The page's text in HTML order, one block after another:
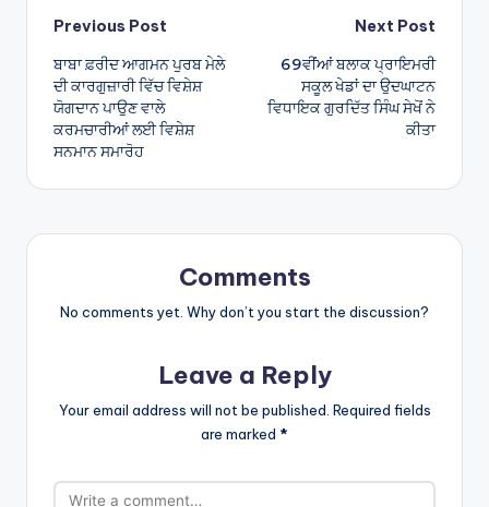
Post
navigation
Previous Post
ਬਾਬਾ ਫ਼ਰੀਦ ਆਗਮਨ ਪੁਰਬ ਮੇਲੇ
ਦੀ ਕਾਰਗੁਜ਼ਾਰੀ ਵਿੱਚ ਵਿਸ਼ੇਸ਼
ਯੋਗਦਾਨ ਪਾਉਣ ਵਾਲੇ
ਕਰਮਚਾਰੀਆਂ ਲਈ ਵਿਸ਼ੇਸ਼
ਸਨਮਾਨ ਸਮਾਰੋਹ
Next Post
69ਵੀਂਆਂ ਬਲਾਕ ਪ੍ਰਾਇਮਰੀ
ਸਕੂਲ ਖੇਡਾਂ ਦਾ ਉਦਘਾਟਨ
ਵਿਧਾਇਕ ਗੁਰਦਿੱਤ ਸਿੰਘ ਸੇਖੋਂ ਨੇ
ਕੀਤਾ
Comments
No comments yet. Why don’t you start the discussion?
Leave a Reply
Your email address will not be published. Required fields
are marked *